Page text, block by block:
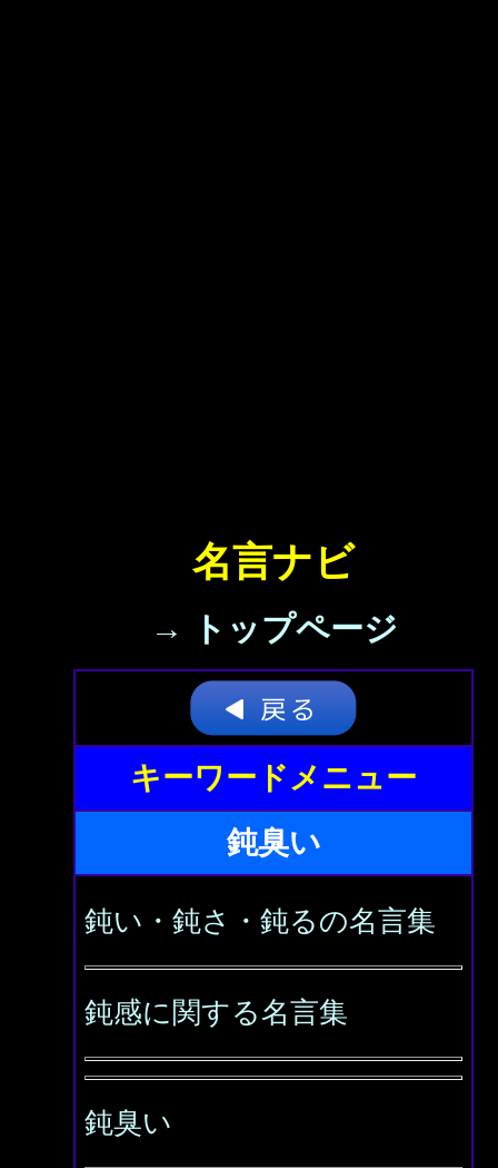
名言ナビ
→ トップページ
キーワードメニュー
鈍臭い
鈍い・鈍さ・鈍るの名言集
鈍感に関する名言集
鈍臭い